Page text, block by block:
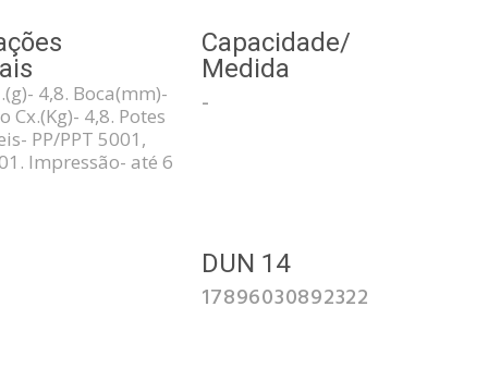
4,8. Boca(mm)-
Cx.(Kg)- 4,8. Potes
PP/PPT 5001,
Impressão- até 6
Capacidade/
Medida
-
DUN 14
17896030892322